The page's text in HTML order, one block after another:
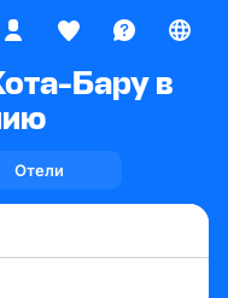
Бару в
Отели